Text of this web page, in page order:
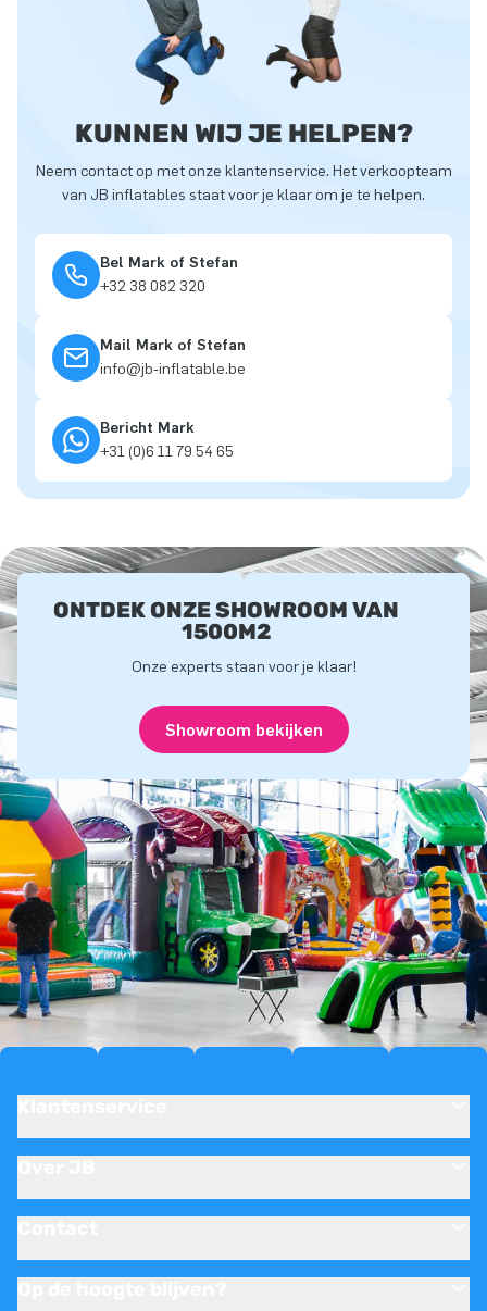
KUNNEN WIJ JE HELPEN?
Neem contact op met onze klantenservice. Het verkoopteam
van JB inflatables staat voor je klaar om je te helpen.
Bel Mark of Stefan
+32 38 082 320
Mail Mark of Stefan
info@jb-inflatable.be
Bericht Mark
+31 (0)6 11 79 54 65
ONTDEK ONZE SHOWROOM VAN
1500M2
Onze experts staan voor je klaar!
Showroom bekijken